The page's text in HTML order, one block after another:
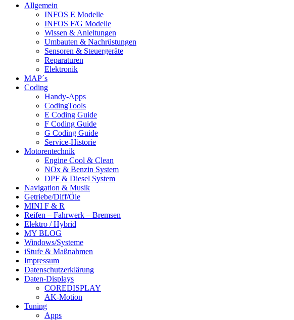
Allgemein
INFOS E Modelle
INFOS F/G Modelle
Wissen & Anleitungen
Umbauten & Nachrüstungen
Sensoren & Steuergeräte
Reparaturen
Elektronik
MAP´s
Coding
Handy-Apps
CodingTools
E Coding Guide
F Coding Guide
G Coding Guide
Service-Historie
Motorentechnik
Engine Cool & Clean
NOx & Benzin System
DPF & Diesel System
Navigation & Musik
Getriebe/Diff/Öle
MINI F & R
Reifen – Fahrwerk – Bremsen
Elektro / Hybrid
MY BLOG
Windows/Systeme
iStufe & Maßnahmen
Impressum
Datenschutzerklärung
Daten-Displays
COREDISPLAY
AK-Motion
Tuning
Apps